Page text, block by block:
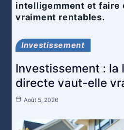
intelligemment et faire
vraiment rentables.
Investissement
Investissement : la
directe vaut-elle
Août 5, 2026